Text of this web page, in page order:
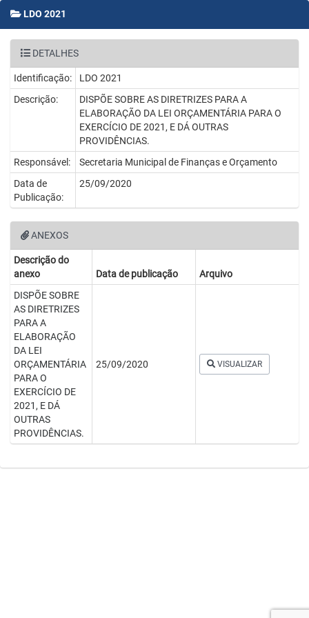
LDO 2021
DETALHES
Identificação:
LDO 2021
Descrição:
DISPÕE SOBRE AS DIRETRIZES PARA A
ELABORAÇÃO DA LEI ORÇAMENTÁRIA PARA O
EXERCÍCIO DE 2021, E DÁ OUTRAS
PROVIDÊNCIAS.
Responsável:
Secretaria Municipal de Finanças e Orçamento
Data de
Publicação:
25/09/2020
ANEXOS
Descrição do
anexo
Data de publicação
Arquivo
DISPÕE SOBRE
AS DIRETRIZES
PARA A
ELABORAÇÃO
DA LEI
ORÇAMENTÁRIA
PARA O
EXERCÍCIO DE
2021, E DÁ
OUTRAS
PROVIDÊNCIAS.
25/09/2020 VISUALIZAR